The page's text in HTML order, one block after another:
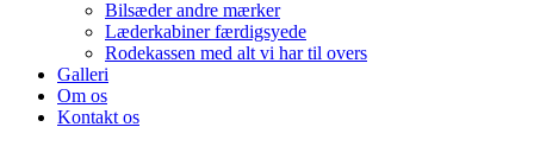
Bilsæder andre mærker
Læderkabiner færdigsyede
Rodekassen med alt vi har til overs
Galleri
Om os
Kontakt os